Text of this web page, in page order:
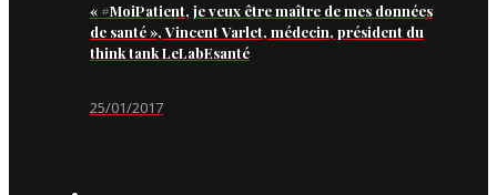
« #MoiPatient, je veux être maître de mes données
de santé », Vincent Varlet, médecin, président du
think tank LeLabEsanté
25/01/2017